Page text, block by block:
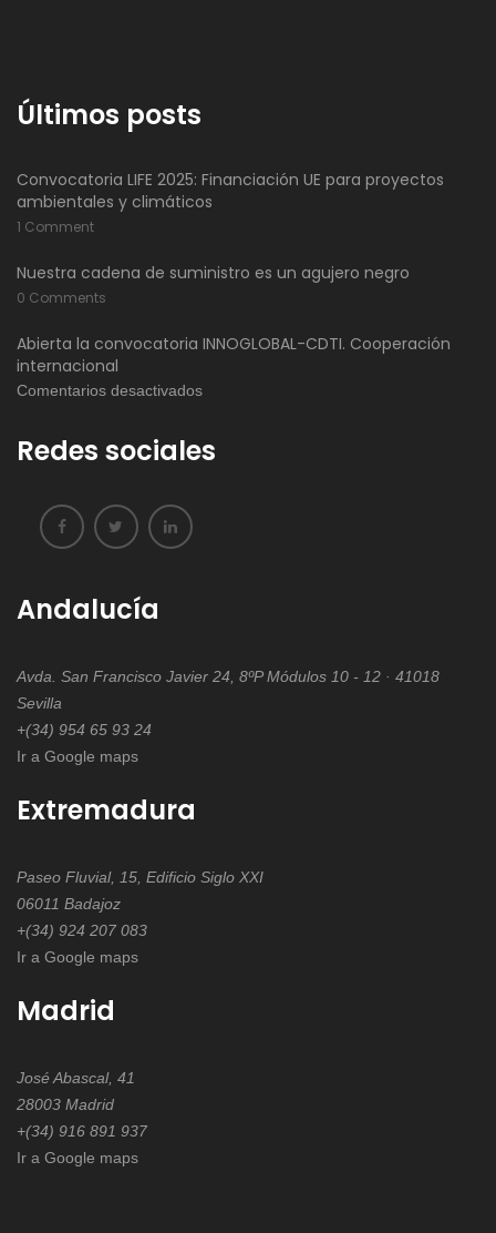
Últimos posts
Convocatoria LIFE 2025: Financiación UE para proyectos
ambientales y climáticos
1 Comment
Nuestra cadena de suministro es un agujero negro
0 Comments
Abierta la convocatoria INNOGLOBAL-CDTI. Cooperación
internacional
Comentarios desactivadosen
la
Redes sociales
Andalucía
Avda. San Francisco Javier 24, 8ºP Módulos 10 - 12 · 41018
Sevilla
+(34) 954 65 93 24
Ir a Google maps
Extremadura
Paseo Fluvial, 15, Edificio Siglo XXI
06011 Badajoz
+(34) 924 207 083
Ir a Google maps
Madrid
José Abascal, 41
28003 Madrid
+(34) 916 891 937
Ir a Google maps